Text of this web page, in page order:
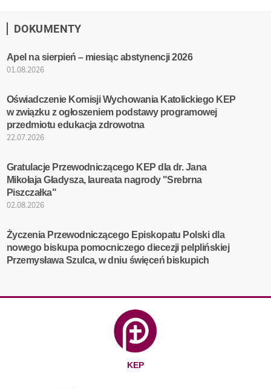
DOKUMENTY
01.08.2026
Apel na sierpień – miesiąc abstynencji 2026
22.07.2026
Oświadczenie Komisji Wychowania Katolickiego KEP
w związku z ogłoszeniem podstawy programowej
przedmiotu edukacja zdrowotna
02.08.2026
Gratulacje Przewodniczącego KEP dla dr. Jana
Mikołaja Gładysza, laureata nagrody "Srebrna
Piszczałka"
Życzenia Przewodniczącego Episkopatu Polski dla
nowego biskupa pomocniczego diecezji pelplińskiej
Przemysława Szulca, w dniu święceń biskupich
KEP